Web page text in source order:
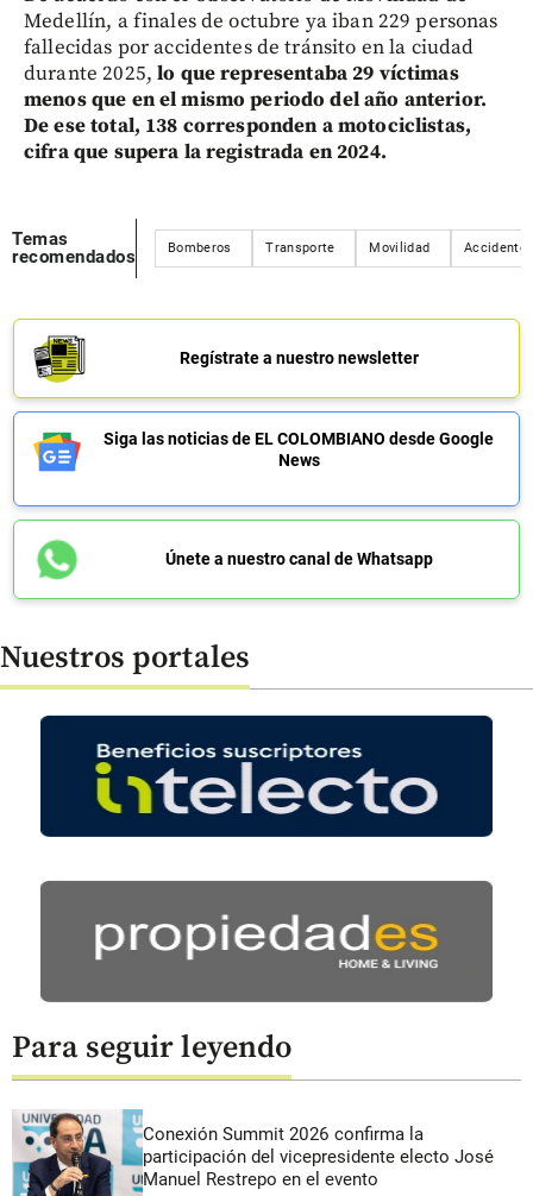
Medellín, a finales de octubre ya iban 229 personas
fallecidas por accidentes de tránsito en la ciudad
durante 2025,lo que representaba 29 víctimas
menos que en el mismo periodo del año anterior.
De ese total, 138 corresponden a motociclistas,
cifra que supera la registrada en 2024.
Temas
recomendados
Bomberos Transporte Movilidad
Regístrate a nuestro newsletter
Siga las noticias de EL COLOMBIANO desde Google
News
Únete a nuestro canal de Whatsapp
Nuestros portales
Para seguir leyendo
Conexión Summit 2026 confirma la
participación del vicepresidente electo José
Manuel Restrepo en el evento